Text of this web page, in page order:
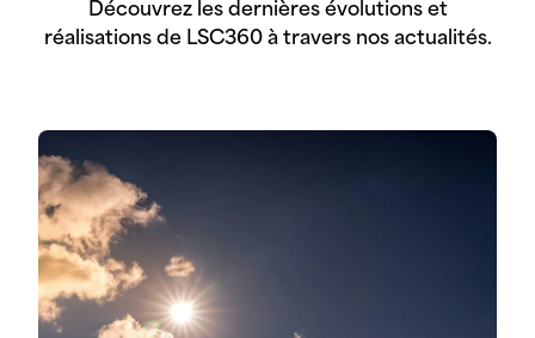
Découvrez les dernières évolutions et
réalisations de LSC360 à travers nos actualités.